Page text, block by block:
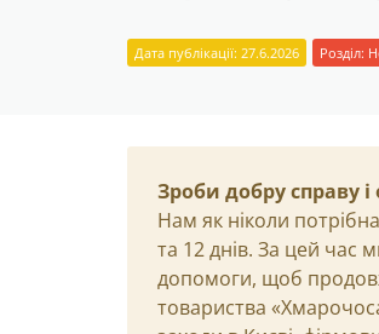
Дата публікації: 27.6.2026 Розділ:
Зроби добру справу
Нам як ніколи
та 12 днів. За цей час
допомоги, щоб
товариства